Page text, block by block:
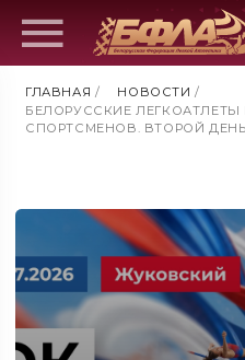
ГЛАВНАЯ / НОВОСТИ /
БЕЛОРУССКИЕ
СПОРТСМЕНОВ. ВТОРОЙ ДЕНЬ